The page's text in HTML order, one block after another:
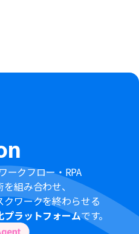
イント
み取る」では、対象ファイル内
るかを任意でカスタムできま
は、前のステップで抽出した
することが可能です。
のデータを対象に繰り返し処
シートへレコードとして追加
することができます。
ークフロー・RPA
組み合わせ、
ワークを終わらせる
プラットフォームです。